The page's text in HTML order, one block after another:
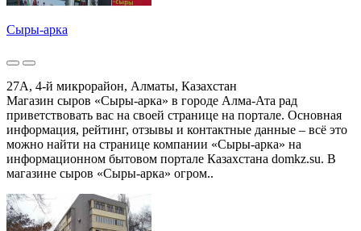
Сыры-арка
27А, 4-й микрорайон, Алматы, Казахстан
Магазин сыров «Сыры-арка» в городе Алма-Ата рад
приветствовать вас на своей странице на портале. Основная
информация, рейтинг, отзывы и контактные данные – всё это
можно найти на странице компании «Сыры-арка» на
информационном бытовом портале Казахстана domkz.su. В
магазине сыров «Сыры-арка» огром..